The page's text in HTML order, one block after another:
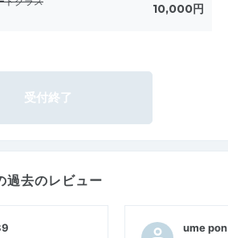
10,000円
受付終了
過去のレビュー
ume pon